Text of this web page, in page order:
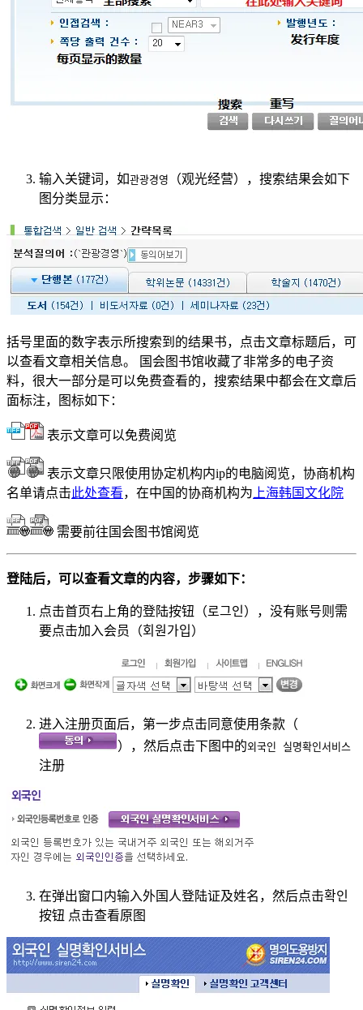
输入关键词，如관광경영
（观光经营），搜索结果会如下
图分类显示：
括号里面的数字表示所搜索到的结果书，点击文章标题后，可
以查看文章相关信息。 国会图书馆收藏了非常多的电子资
料，很大一部分是可以免费查看的，搜索结果中都会在文章后
面标注，图标如下：
表示文章可以免费阅览
表示文章只限使用协定机构内ip的电脑阅览，协商机构
名单请点击此处查看，在中国的协商机构为 上海韩国文化院
需要前往国会图书馆阅览
登陆后，可以查看文章的内容，步骤如下：
点击首页右上角的登陆按钮（로그인），没有账号则需
要点击加入会员（회원가입）
进入注册页面后，第一步点击同意使用条款（
），然后点击下图中的외국인 실명확인서비스
注册
在弹出窗口内输入外国人登陆证及姓名，然后点击확인
按钮 点击查看原图